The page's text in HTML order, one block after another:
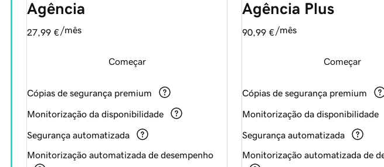
Agência
27,99 € /mês
Começar
Cópias de segurança premium
Monitorização da disponibilidade
Segurança automatizada
Monitorização automatizada de desempenho
Agência Plus
90,99 € /mês
Começar
Cópias de segurança premium
Monitorização da disponibilidade
Segurança automatizada
Monitorização automatizada de